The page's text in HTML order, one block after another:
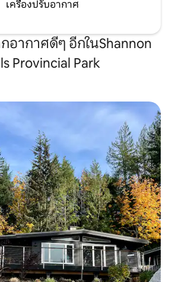
เครื่องปรับอากาศ
ากาศดีๆ อีกในShannon
Provincial Park